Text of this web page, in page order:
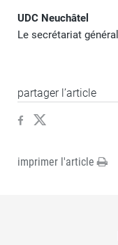
UDC Neuchâtel
Le secrétariat général
partager l’article
imprimer l'article